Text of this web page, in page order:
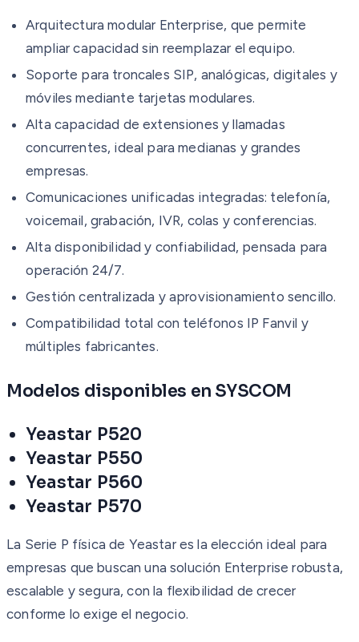
Arquitectura modular Enterprise, que permite
ampliar capacidad sin reemplazar el equipo.
Soporte para troncales SIP, analógicas, digitales y
móviles mediante tarjetas modulares.
Alta capacidad de extensiones y llamadas
concurrentes, ideal para medianas y grandes
empresas.
Comunicaciones unificadas integradas: telefonía,
voicemail, grabación, IVR, colas y conferencias.
Alta disponibilidad y confiabilidad, pensada para
operación 24/7.
Gestión centralizada y aprovisionamiento sencillo.
Compatibilidad total con teléfonos IP Fanvil y
múltiples fabricantes.
Modelos disponibles en SYSCOM
Yeastar P520
Yeastar P550
Yeastar P560
Yeastar P570
La Serie P física de Yeastar es la elección ideal para
empresas que buscan una solución Enterprise robusta,
escalable y segura, con la flexibilidad de crecer
conforme lo exige el negocio.